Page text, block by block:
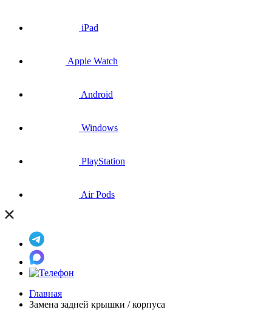
iPad
Apple Watch
Android
Windows
PlayStation
Air Pods
Главная
Замена задней крышки / корпуса